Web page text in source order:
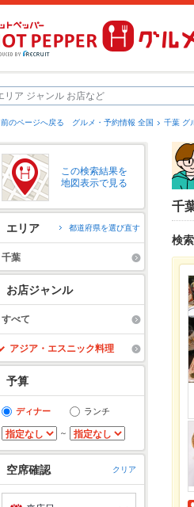
前のページへ戻る グルメ・予約情報 全国 千葉 グ
この検索結果を
地図表示で見る
エリア 都道府県を選び直す
千葉
お店ジャンル
すべて
アジア・エスニック料理
予算
ディナー ランチ
～
空席確認 クリア
千
検